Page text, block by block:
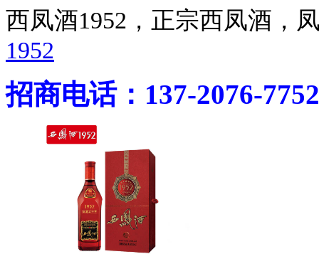
西凤酒1952，正宗西凤酒
1952
招商电话：137-2076-7752